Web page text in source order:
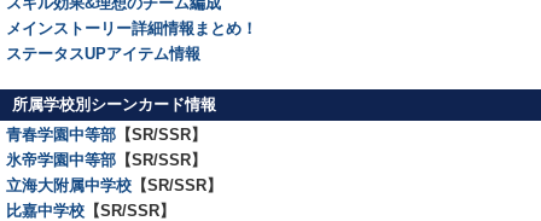
メインストーリー詳細情報まとめ！
ステータスUPアイテム情報
所属学校別シーンカード情報
青春学園中等部 【SR/SSR】
氷帝学園中等部 【SR/SSR】
立海大附属中学校 【SR/SSR】
比嘉中学校 【SR/SSR】